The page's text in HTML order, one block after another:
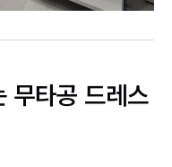
무타공 드레스